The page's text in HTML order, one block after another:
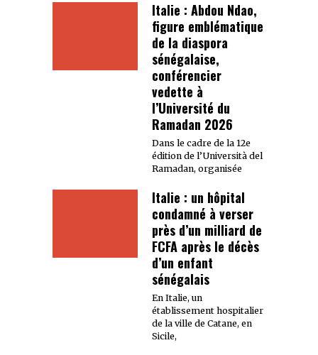
Italie : Abdou Ndao,
figure emblématique
de la diaspora
sénégalaise,
conférencier
vedette à
l’Université du
Ramadan 2026
Dans le cadre de la 12e
édition de l’Università del
Ramadan, organisée
Italie : un hôpital
condamné à verser
près d’un milliard de
FCFA après le décès
d’un enfant
sénégalais
En Italie, un
établissement hospitalier
de la ville de Catane, en
Sicile,